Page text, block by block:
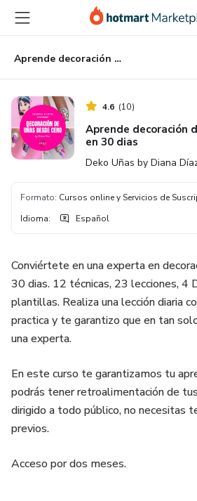
principal
página
de
página
Aprende decoración de uñas desde cero en 30 dias
4.6 (10)
Aprende decoración
en 30 dias
Deko Uñas by Diana
Formato: Cursos online y Servicios de
Idioma: Español
Conviértete en una experta en
30 dias. 12 técnicas, 23 lecciones, 4
plantillas. Realiza una lección diaria
practica y te garantizo que en tan
una experta.
En este curso te garantizamos tu
podrás tener retroalimentación de
dirigido a todo público, no necesitas
previos.
Acceso por dos meses.